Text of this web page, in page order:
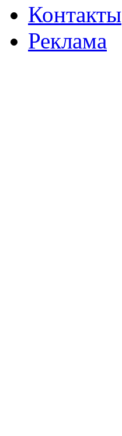
Контакты
Реклама